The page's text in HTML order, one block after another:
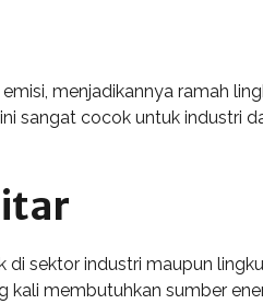
menjadikannya ramah
sangat cocok untuk industri
sektor industri maupun
membutuhkan sumber